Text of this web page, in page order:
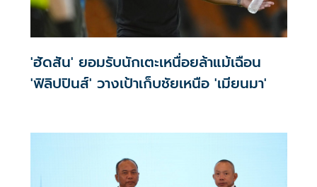
'ฮัดสัน' ยอมรับนักเตะเหนื่อยล้าแม้เฉือน
'ฟิลิปปินส์' วางเป้าเก็บชัยเหนือ 'เมียนมา'